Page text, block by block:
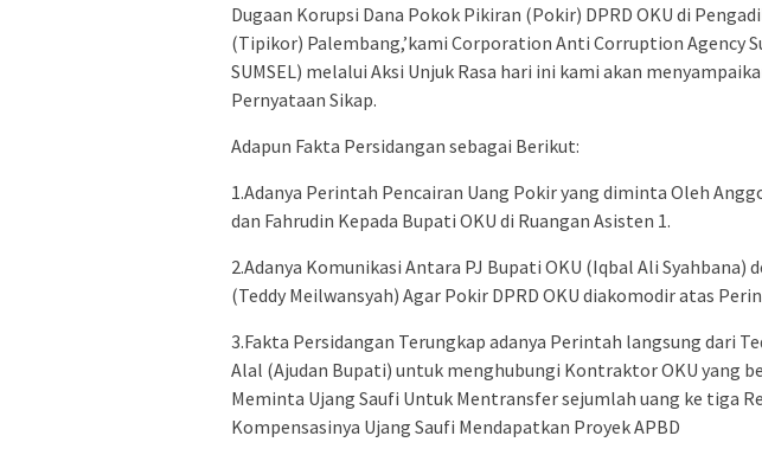
Dugaan Korupsi Dana Pokok Pikiran (Pokir) DPRD OKU di
(Tipikor) Palembang,’kami Corporation Anti Corruption Agency
SUMSEL) melalui Aksi Unjuk Rasa hari ini kami akan
Pernyataan Sikap.
Adapun Fakta Persidangan sebagai Berikut:
1.Adanya Perintah Pencairan Uang Pokir yang diminta Oleh
dan Fahrudin Kepada Bupati OKU di Ruangan Asisten 1.
2.Adanya Komunikasi Antara PJ Bupati OKU (Iqbal Ali
(Teddy Meilwansyah) Agar Pokir DPRD OKU diakomodir atas
3.Fakta Persidangan Terungkap adanya Perintah langsung dari
Alal (Ajudan Bupati) untuk menghubungi Kontraktor OKU yang
Meminta Ujang Saufi Untuk Mentransfer sejumlah uang ke tiga
Kompensasinya Ujang Saufi Mendapatkan Proyek APBD